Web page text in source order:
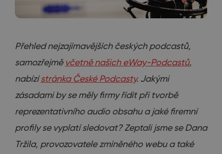
Přehled nejzajímavějších českých podcastů,
samozřejmě včetně našich eWay-Podcastů,
nabízístránka České Podcasty. Jakými
zásadami by se měly firmy řídit při tvorbě
reprezentativního audio obsahu a jaké firemní
profily se vyplatí sledovat? Zeptali jsme se Dana
Tržila, provozovatele zmíněného webu a také